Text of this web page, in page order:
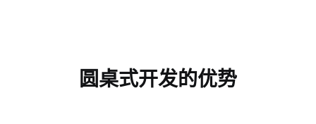
圆桌式开发的优势